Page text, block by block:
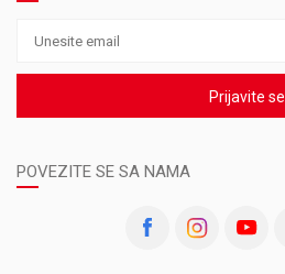
Prijavite se
POVEZITE SE SA NAMA